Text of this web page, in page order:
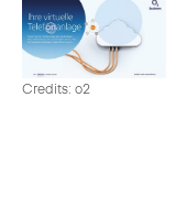
Credits: o2